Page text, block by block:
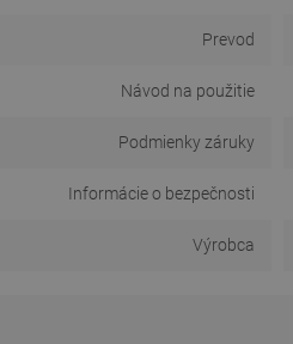
Prevod
Návod na použitie
Podmienky záruky
Informácie o bezpečnosti
Výrobca